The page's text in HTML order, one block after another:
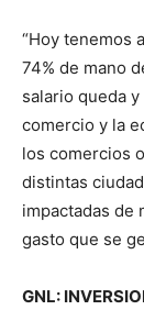
“Hoy tenemos
74% de mano
salario queda
comercio y la
los comercios
distintas
impactadas de
gasto que se
GNL: